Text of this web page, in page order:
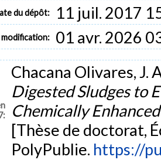
du dépôt: 11 juil. 2017
01 avr. 2026
Chacana Olivares, J.
Digested Sludges to
Chemically
[Thèse de doctorat,
PolyPublie. https://